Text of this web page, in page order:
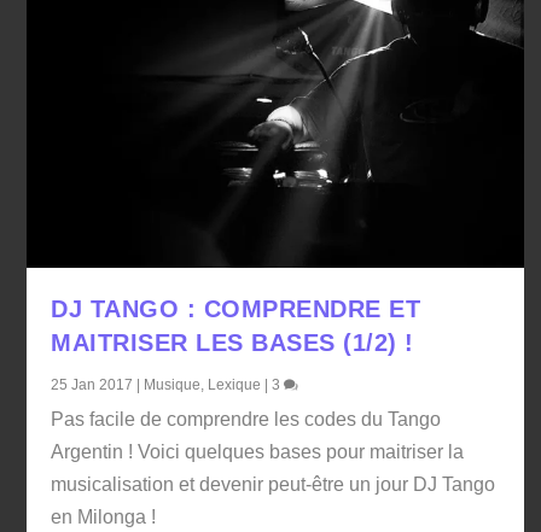
DJ TANGO : COMPRENDRE ET
MAITRISER LES BASES (1/2) !
25 Jan 2017 | Musique, Lexique |3
Pas facile de comprendre les codes du Tango
Argentin ! Voici quelques bases pour maitriser la
musicalisation et devenir peut-être un jour DJ Tango
en Milonga !